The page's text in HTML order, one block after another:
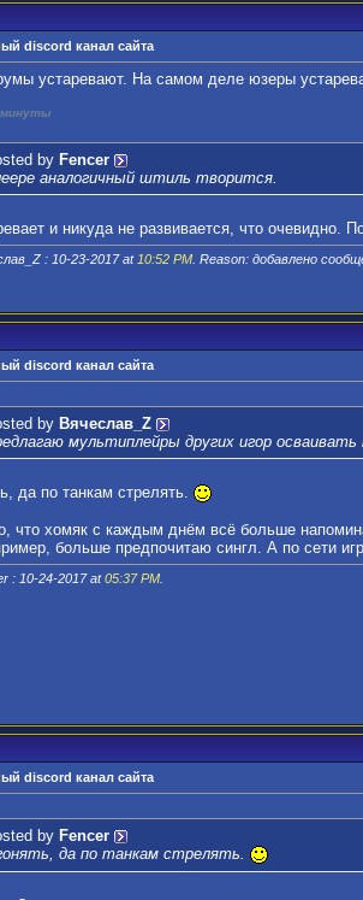
discord канал сайта
устаревают. На самом деле юзеры
минуты
by Fencer
аналогичный штиль творится.
и никуда не развивается, что очевидно.
: 10-23-2017 at 10:52 PM . Reason: добавлено
discord канал сайта
by Вячеслав_Z
мультиплейры других игор осваивать
да по танкам стрелять.
что хомяк с каждым днём всё больше
больше предпочитаю сингл. А по сети
: 10-24-2017 at05:37 PM
discord канал сайта
by Fencer
да по танкам стрелять.